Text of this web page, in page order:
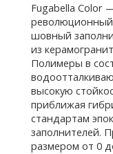
Fugabella Color
шовный
из
Полимеры в
высокую
приближая
стандартам
заполнителей.
размером от 0